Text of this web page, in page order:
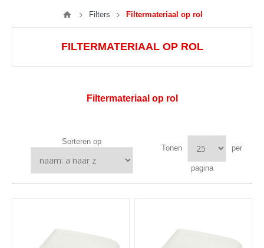
Filters Filtermateriaal op rol
FILTERMATERIAAL OP ROL
Filtermateriaal op rol
Sorteren op
Tonen per
pagina